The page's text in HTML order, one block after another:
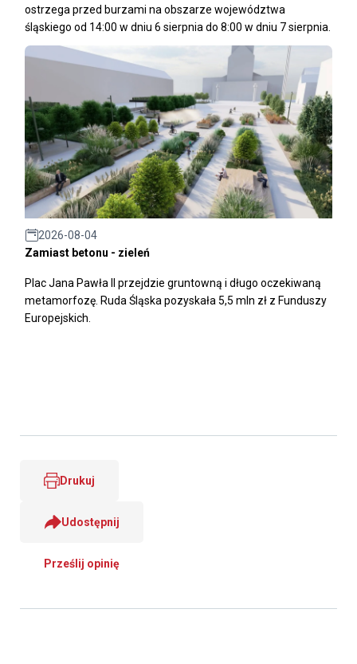
ostrzega przed burzami na obszarze województwa
śląskiego od 14:00 w dniu 6 sierpnia do 8:00 w dniu 7 sierpnia.
2026-08-04
Zamiast betonu - zieleń
Plac Jana Pawła II przejdzie gruntowną i długo oczekiwaną
metamorfozę. Ruda Śląska pozyskała 5,5 mln zł z Funduszy
Europejskich.
Drukuj
Udostępnij
Prześlij opinię